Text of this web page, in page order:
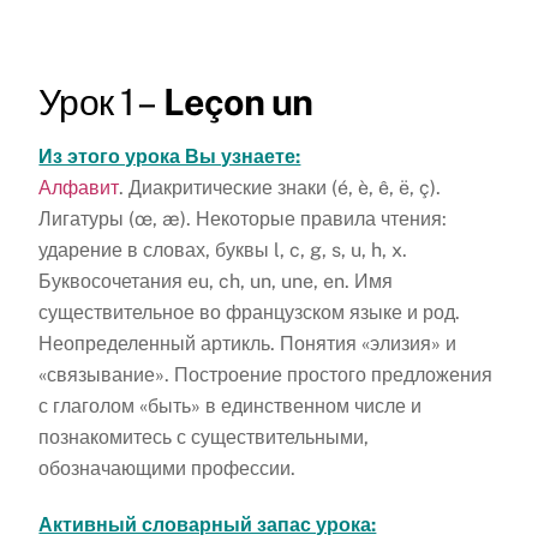
Урок 1 – Leçon un
Из этого урока Вы узнаете:
Алфавит. Диакритические знаки (é, è, ê, ë, ç).
Лигатуры (œ, æ). Некоторые правила чтения:
ударение в словах, буквы l, c, g, s, u, h, x.
Буквосочетания eu, ch, un, une, en. Имя
существительное во французском языке и род.
Неопределенный артикль. Понятия «элизия» и
«связывание». Построение простого предложения
с глаголом «быть» в единственном числе и
познакомитесь с существительными,
обозначающими профессии.
Активный словарный запас урока: